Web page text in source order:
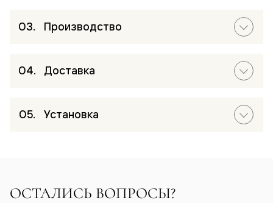
Производство
Доставка
Установка
ОСТАЛИСЬ ВОПРОСЫ?